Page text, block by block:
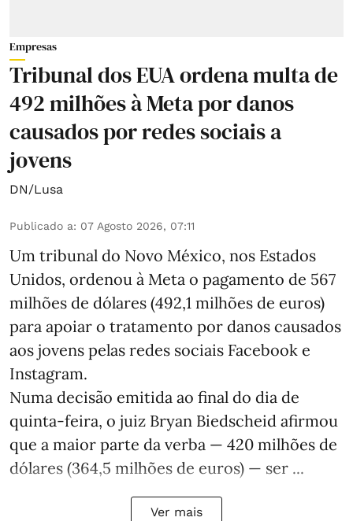
Empresas
Tribunal dos EUA ordena multa de
492 milhões à Meta por danos
causados por redes sociais a
jovens
DN/Lusa
Publicado a: 07 Agosto 2026, 07:11
Um tribunal do Novo México, nos Estados
Unidos, ordenou à Meta o pagamento de 567
milhões de dólares (492,1 milhões de euros)
para apoiar o tratamento por danos causados
aos jovens pelas redes sociais Facebook e
Instagram.
Numa decisão emitida ao final do dia de
quinta-feira, o juiz Bryan Biedscheid afirmou
que a maior parte da verba — 420 milhões de
dólares (364,5 milhões de euros) — ser ...
Ver mais